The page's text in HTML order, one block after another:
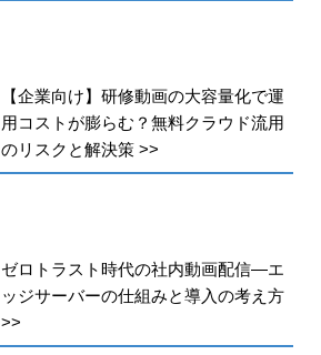
【企業向け】研修動画の大容量化で運
用コストが膨らむ？無料クラウド流用
のリスクと解決策>>
ゼロトラスト時代の社内動画配信―エ
ッジサーバーの仕組みと導入の考え方
>>